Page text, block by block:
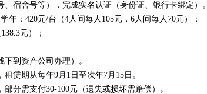
宿舍号等），完成实名认证（身份证、银行卡绑定）。
：420元/台（4人间每人105元，6人间每人70元）；
元）；
到资产公司办理）。
赁期从每年9月1日至次年7月15日。
分需支付30-100元（遗失或损坏需赔偿）。